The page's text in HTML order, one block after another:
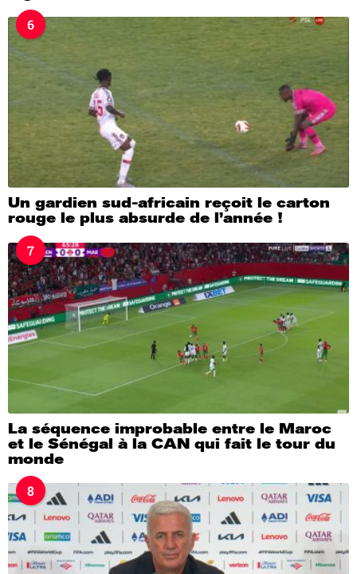
6
Un gardien sud-africain reçoit le carton
rouge le plus absurde de l’année !
7
La séquence improbable entre le Maroc
et le Sénégal à la CAN qui fait le tour du
monde
8